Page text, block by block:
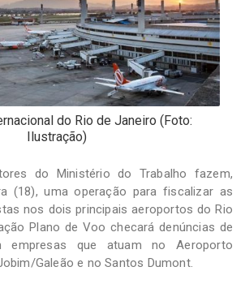
do Rio de Janeiro (Foto:
Ilustração)
do Ministério do Trabalho fazem,
(18), uma operação para fiscalizar as
nos dois principais aeroportos do Rio
Plano de Voo checará denúncias de
empresas que atuam no Aeroporto
Galeão e no Santos Dumont.